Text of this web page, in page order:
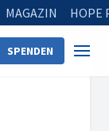
MAGAZIN HOPE
SPENDEN